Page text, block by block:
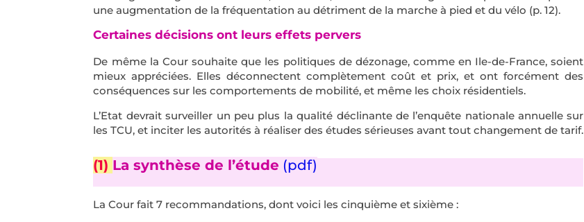
une augmentation de la fréquentation au détriment de la marche à pied et du vélo (p. 12).
Certaines décisions ont leurs effets pervers
De même la Cour souhaite que les politiques de dézonage, comme en Ile-de-France, soient
mieux appréciées. Elles déconnectent complètement coût et prix, et ont forcément des
conséquences sur les comportements de mobilité, et même les choix résidentiels.
L’Etat devrait surveiller un peu plus la qualité déclinante de l’enquête nationale annuelle sur
les TCU, et inciter les autorités à réaliser des études sérieuses avant tout changement de tarif.
(1) La synthèse de l’étude (pdf)
La Cour fait 7 recommandations, dont voici les cinquième et sixième :